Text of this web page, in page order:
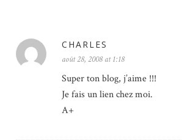
CHARLES
août 28, 2008 at 1:18
Super ton blog, j’aime !!!
Je fais un lien chez moi.
A+